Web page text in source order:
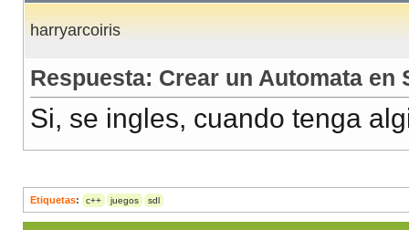
harryarcoiris
Respuesta: Crear un Automata en
Si, se ingles, cuando tenga
Etiquetas: c++ juegos sdl